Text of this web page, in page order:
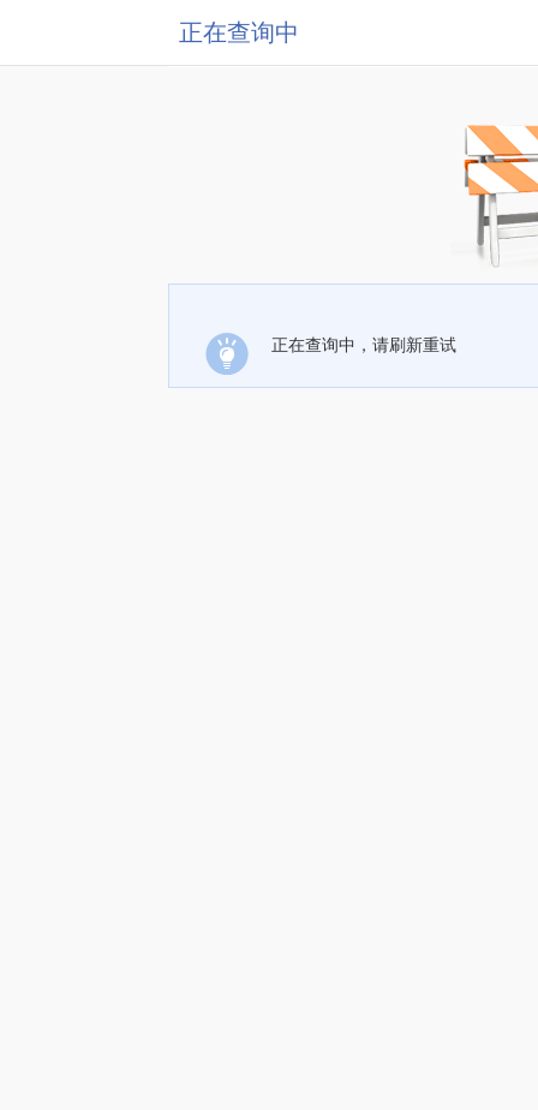
正在查询中
正在查询中，请刷新重试